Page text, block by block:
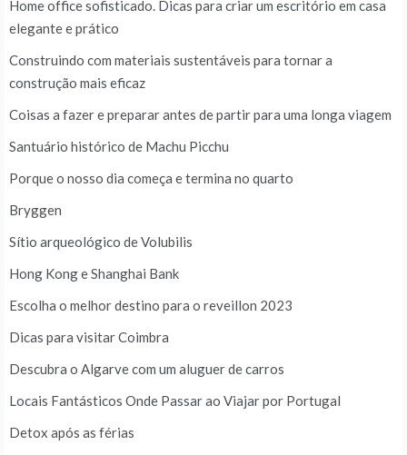
Home office sofisticado. Dicas para criar um escritório em casa
elegante e prático
Construindo com materiais sustentáveis para tornar a
construção mais eficaz
Coisas a fazer e preparar antes de partir para uma longa viagem
Santuário histórico de Machu Picchu
Porque o nosso dia começa e termina no quarto
Bryggen
Sítio arqueológico de Volubilis
Hong Kong e Shanghai Bank
Escolha o melhor destino para o reveillon 2023
Dicas para visitar Coimbra
Descubra o Algarve com um aluguer de carros
Locais Fantásticos Onde Passar ao Viajar por Portugal
Detox após as férias